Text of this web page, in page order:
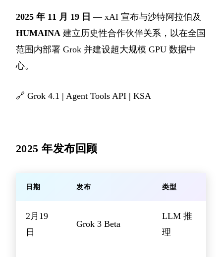
2025 年 11 月 19 日 — xAI 宣布与沙特阿拉伯及
HUMAINA 建立历史性合作伙伴关系，以在全国
范围内部署 Grok 并建设超大规模 GPU 数据中
心。
🔗 Grok 4.1 | Agent Tools API | KSA
2025 年发布回顾
日期 发布 类型
2月19
日
Grok 3 Beta
LLM 推
理